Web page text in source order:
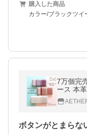
購入した商品
カラー/ブラックツ
7万個完
ース 本
厄除け
ティ
ボタンがとまら